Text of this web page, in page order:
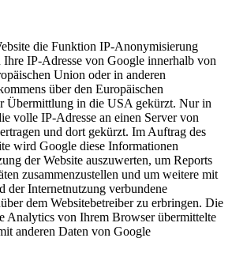
die Funktion IP-Anonymisierung
IP-Adresse von Google innerhalb von
Union oder in anderen
über den Europäischen
Übermittlung in die USA gekürzt. Nur in
volle IP-Adresse an einen Server von
und dort gekürzt. Im Auftrag des
wird Google diese Informationen
der Website auszuwerten, um Reports
zusammenzustellen und um weitere mit
der Internetnutzung verbundene
dem Websitebetreiber zu erbringen. Die
Analytics von Ihrem Browser übermittelte
anderen Daten von Google